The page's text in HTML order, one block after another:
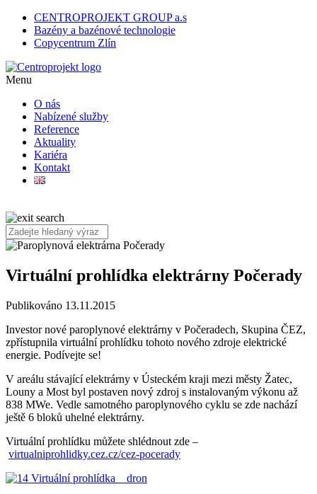
CENTROPROJEKT GROUP a.s
Bazény a bazénové technologie
Copycentrum Zlín
Menu
O nás
Nabízené služby
Reference
Aktuality
Kariéra
Kontakt
Virtuální prohlídka elektrárny Počerady
Publikováno 13.11.2015
Investor nové paroplynové elektrárny v Počeradech, Skupina ČEZ,
zpřístupnila virtuální prohlídku tohoto nového zdroje elektrické
energie. Podívejte se!
V areálu stávající elektrárny v Ústeckém kraji mezi městy Žatec,
Louny a Most byl postaven nový zdroj s instalovaným výkonu až
838 MWe. Vedle samotného paroplynového cyklu se zde nachází
ještě 6 bloků uhelné elektrárny.
Virtuální prohlídku můžete shlédnout zde –
virtualniprohlidky.cez.cz/cez-pocerady